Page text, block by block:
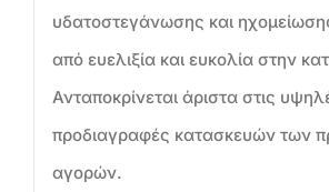
υδατοστεγάνωσης και
από ευελιξία και ευκολία στην
Ανταποκρίνεται άριστα στις
προδιαγραφές κατασκευών των
αγορών.